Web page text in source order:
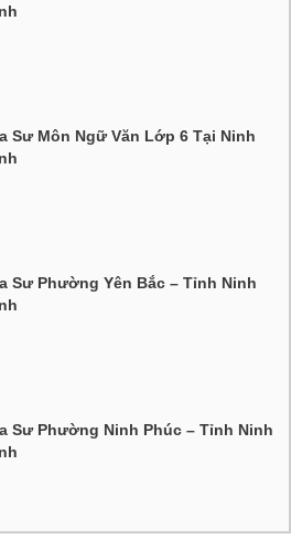
Sư Môn Ngữ Văn Lớp 6 Tại Ninh
Sư Phường Yên Bắc – Tỉnh Ninh
Sư Phường Ninh Phúc – Tỉnh Ninh